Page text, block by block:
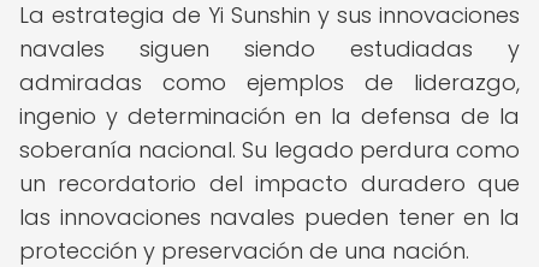
La estrategia de Yi Sunshin y sus innovaciones
navales siguen siendo estudiadas y
admiradas como ejemplos de liderazgo,
ingenio y determinación en la defensa de la
soberanía nacional. Su legado perdura como
un recordatorio del impacto duradero que
las innovaciones navales pueden tener en la
protección y preservación de una nación.